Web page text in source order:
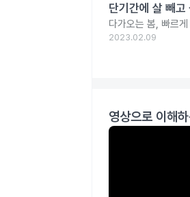
단기간에 살 빼
다가오는 봄, 빠르
2023.02.09
영상으로 이해